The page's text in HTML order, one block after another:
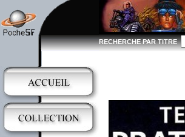
RECHERCHE PAR TITRE